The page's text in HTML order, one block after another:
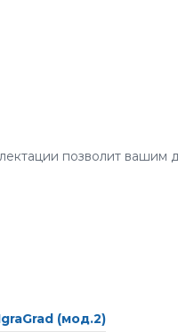
позволит вашим
(мод.2)